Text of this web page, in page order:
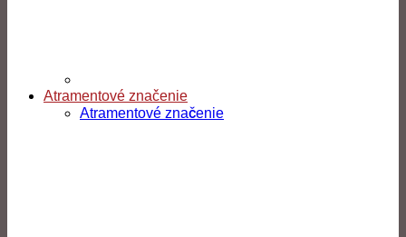
Atramentové značenie
Atramentové značenie